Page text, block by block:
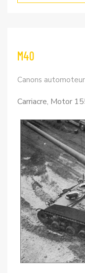
M40
Canons
Carriacre, Motor